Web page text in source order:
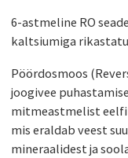
6-astmeline RO
kaltsiumiga
Pöördosmoos
joogivee
mitmeastmelist
mis eraldab veest
mineraalidest ja